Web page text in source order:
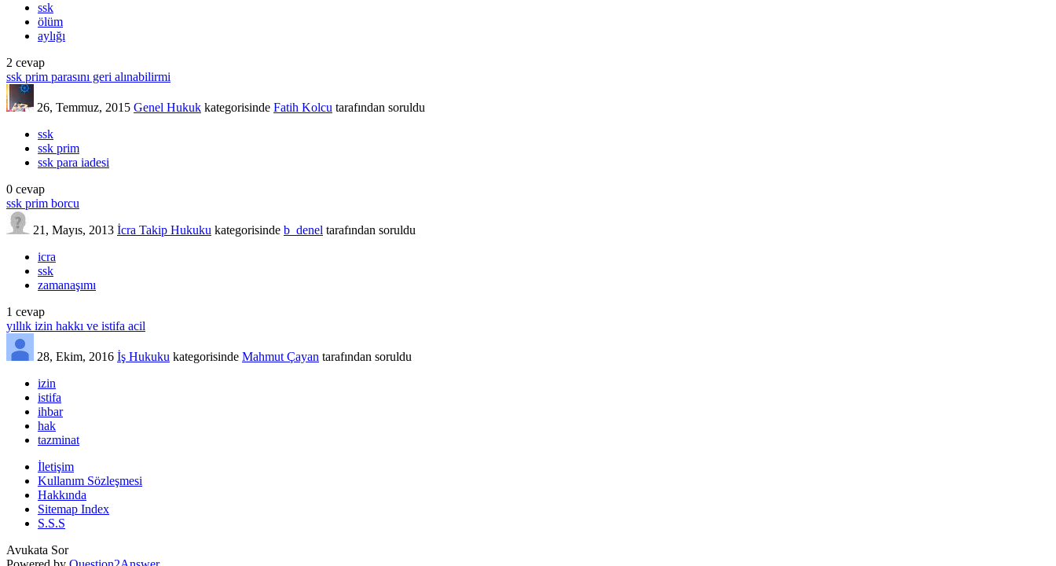
ssk
ölüm
aylığı
2 cevap
ssk prim parasını geri alınabilirmi
26, Temmuz, 2015 Genel Hukuk kategorisinde Fatih Kolcu tarafından soruldu
ssk
ssk prim
ssk para iadesi
0 cevap
ssk prim borcu
21, Mayıs, 2013 İcra Takip Hukuku kategorisinde b_denel tarafından soruldu
icra
ssk
zamanaşımı
1 cevap
yıllık izin hakkı ve istifa acil
28, Ekim, 2016 İş Hukuku kategorisinde Mahmut Çayan tarafından soruldu
izin
istifa
ihbar
hak
tazminat
İletişim
Kullanım Sözleşmesi
Hakkında
Sitemap Index
S.S.S
Avukata Sor